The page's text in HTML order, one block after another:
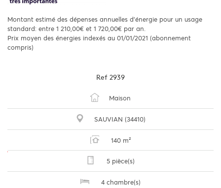
Montant estimé des dépenses annuelles d'énergie pour un usage
standard: entre 1 210,00€ et 1 720,00€ par an.
Prix moyen des énergies indexés au 01/01/2021 (abonnement
compris)
Ref 2939
Maison
SAUVIAN (34410)
140 m²
5 pièce(s)
4 chambre(s)